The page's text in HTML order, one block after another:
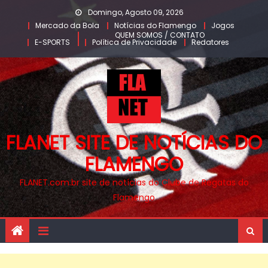
content
Domingo, Agosto 09, 2026
Mercado da Bola
Notícias do Flamengo
Jogos
E-SPORTS
QUEM SOMOS / CONTATO
Política de Privacidade Redatores
FLANET SITE DE NOTÍCIAS DO
FLAMENGO
FLANET.com.br site de notícias do Clube de Regatas do
Flamengo